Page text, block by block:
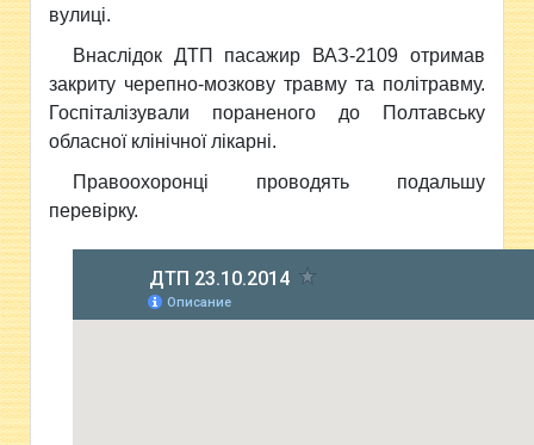
вулиці.
Внаслідок ДТП пасажир ВАЗ-2109 отримав
закриту черепно-мозкову травму та політравму.
Госпіталізували пораненого до Полтавську
обласної клінічної лікарні.
Правоохоронці проводять подальшу
перевірку.